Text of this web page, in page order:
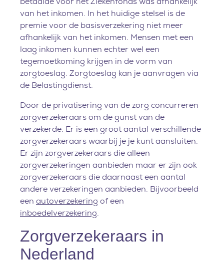
van het inkomen. In het huidige stelsel is de
premie voor de basisverzekering niet meer
afhankelijk van het inkomen. Mensen met een
laag inkomen kunnen echter wel een
tegemoetkoming krijgen in de vorm van
zorgtoeslag. Zorgtoeslag kan je aanvragen via
de Belastingdienst.
Door de privatisering van de zorg concurreren
zorgverzekeraars om de gunst van de
verzekerde. Er is een groot aantal verschillende
zorgverzekeraars waarbij je je kunt aansluiten.
Er zijn zorgverzekeraars die alleen
zorgverzekeringen aanbieden maar er zijn ook
zorgverzekeraars die daarnaast een aantal
andere verzekeringen aanbieden. Bijvoorbeeld
een autoverzekering of een
inboedelverzekering.
Zorgverzekeraars in
Nederland